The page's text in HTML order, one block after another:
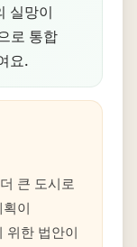
실망이
로 통합
요.
큰 도시로
이
위한 법안이